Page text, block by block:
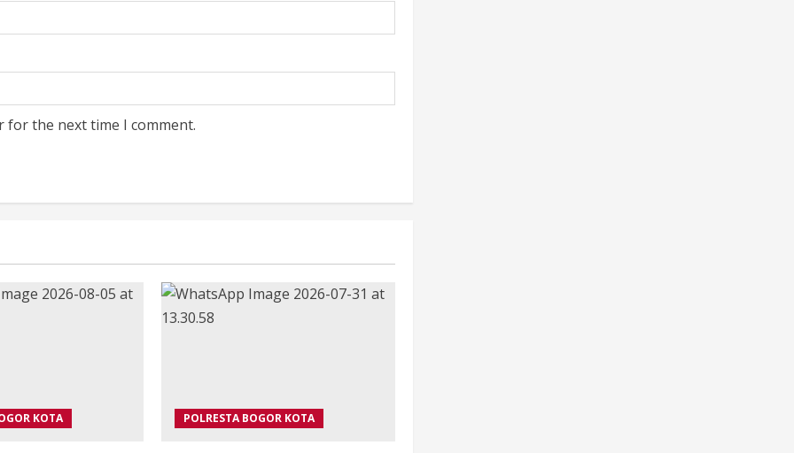
for the next time I comment.
KOTA POLRESTA BOGOR KOTA